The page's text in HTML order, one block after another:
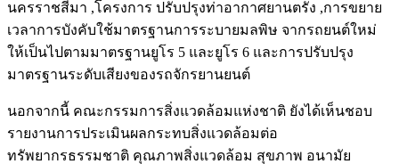
นครราชสีมา ,โครงการ ปรับปรุงท่าอากาศยานตรัง ,การขยาย
เวลาการบังคับใช้มาตรฐานการระบายมลพิษ จากรถยนต์ใหม่
ให้เป็นไปตามมาตรฐานยูโร 5 และยูโร 6 และการปรับปรุง
มาตรฐานระดับเสียงของรถจักรยานยนต์
นอกจากนี้ คณะกรรมการสิ่งแวดล้อมแห่งชาติ ยังได้เห็นชอบ
รายงานการประเมินผลกระทบสิ่งแวดล้อมต่อ
ทรัพยากรธรรมชาติ คุณภาพสิ่งแวดล้อม สุขภาพ อนามัย